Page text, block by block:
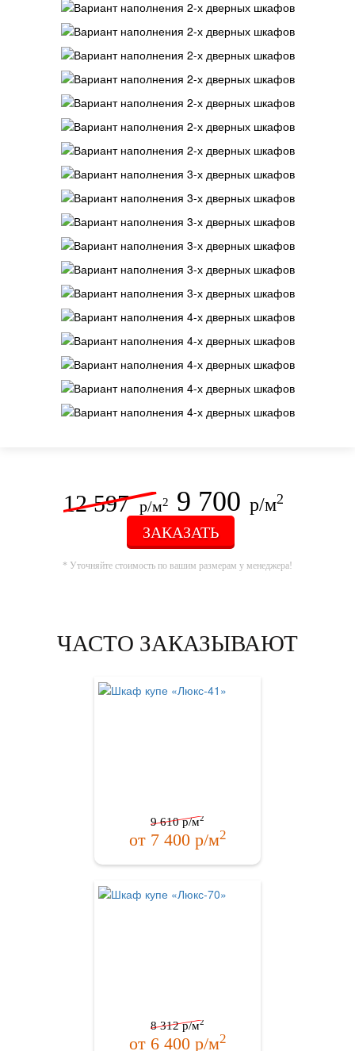
12 597 р/м2 9 700 р/м2
ЗАКАЗАТЬ
* Уточняйте стоимость по вашим размерам у менеджера!
ЧАСТО ЗАКАЗЫВАЮТ
9 610р/м2
от 7 400р/м2
8 312р/м2
от 6 400р/м2